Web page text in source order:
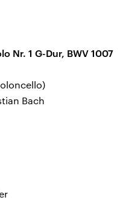
Nr. 1 G-Dur, BWV 1007
Bach